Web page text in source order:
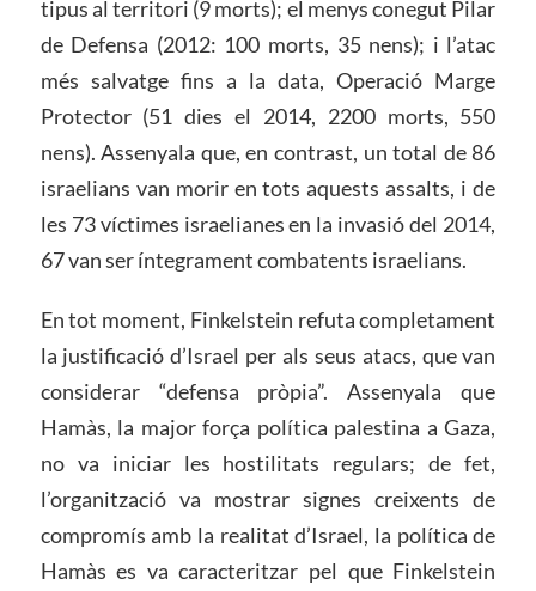
tipus al territori (9 morts); el menys conegut Pilar
de Defensa (2012: 100 morts, 35 nens); i l’atac
més salvatge fins a la data, Operació Marge
Protector (51 dies el 2014, 2200 morts, 550
nens). Assenyala que, en contrast, un total de 86
israelians van morir en tots aquests assalts, i de
les 73 víctimes israelianes en la invasió del 2014,
67 van ser íntegrament combatents israelians.
En tot moment, Finkelstein refuta completament
la justificació d’Israel per als seus atacs, que van
considerar “defensa pròpia”. Assenyala que
Hamàs, la major força política palestina a Gaza,
no va iniciar les hostilitats regulars; de fet,
l’organització va mostrar signes creixents de
compromís amb la realitat d’Israel, la política de
Hamàs es va caracteritzar pel que Finkelstein